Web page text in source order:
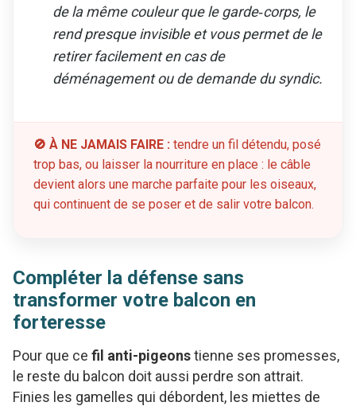
de la même couleur que le garde‑corps, le
rend presque invisible et vous permet de le
retirer facilement en cas de
déménagement ou de demande du syndic.
🚫 À NE JAMAIS FAIRE : tendre un fil détendu, posé
trop bas, ou laisser la nourriture en place : le câble
devient alors une marche parfaite pour les oiseaux,
qui continuent de se poser et de salir votre balcon.
Compléter la défense sans
transformer votre balcon en
forteresse
Pour que ce fil anti-pigeonstienne ses promesses,
le reste du balcon doit aussi perdre son attrait.
Finies les gamelles qui débordent, les miettes de